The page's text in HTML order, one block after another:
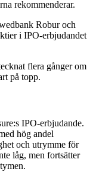
rekommenderar.
Robur och
i IPO-erbjudandet
flera gånger om
på topp.
IPO-erbjudande.
hög andel
och utrymme för
låg, men fortsätter